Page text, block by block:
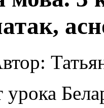
урока